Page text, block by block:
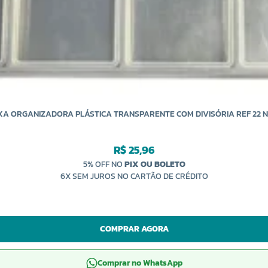
ORGANIZADORA PLÁSTICA TRANSPARENTE COM DIVISÓRIA REF 22
R$ 25,96
5% OFF NOPIX OU BOLETO
6X SEM JUROS NO CARTÃO DE CRÉDITO
COMPRAR AGORA
Comprar no WhatsApp